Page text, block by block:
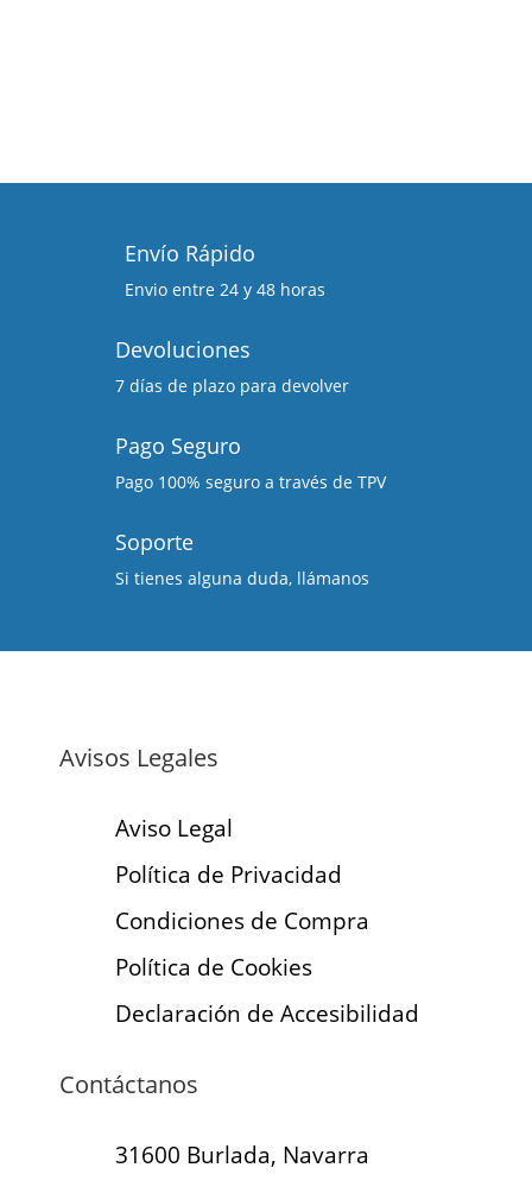
Envío Rápido
Envio entre 24 y 48 horas
Devoluciones
7 días de plazo para devolver
Pago Seguro
Pago 100% seguro a través de TPV
Soporte
Si tienes alguna duda, llámanos
Avisos Legales
Aviso Legal
Política de Privacidad
Condiciones de Compra
Política de Cookies
Declaración de Accesibilidad
Contáctanos
31600 Burlada, Navarra